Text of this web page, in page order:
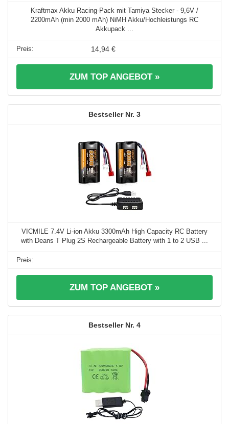
Kraftmax Akku Racing-Pack mit Tamiya Stecker - 9,6V /
2200mAh (min 2000 mAh) NiMH Akku/Hochleistungs RC
Akkupack ...
14,94 €
ZUM TOP ANGEBOT »
3
VICMILE 7.4V Li-ion Akku 3300mAh High Capacity RC Battery
with Deans T Plug 2S Rechargeable Battery with 1 to 2 USB ...
ZUM TOP ANGEBOT »
4